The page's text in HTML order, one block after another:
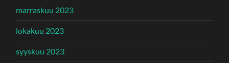
marraskuu 2023
lokakuu 2023
syyskuu 2023